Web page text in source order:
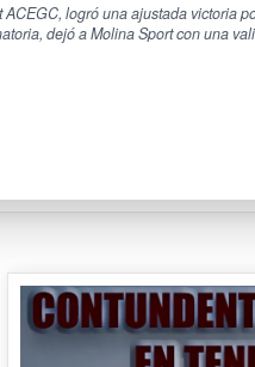
logró una ajustada victoria
dejó a Molina Sport con una